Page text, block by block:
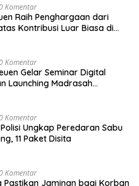
Komentar
Raih Penghargaan dari
Kontribusi Luar Biasa di
Komentar
Gelar Seminar Digital
Launching Madrasah
Komentar
Ungkap Peredaran Sabu
11 Paket Disita
Komentar
Pastikan Jaminan bagi Korban